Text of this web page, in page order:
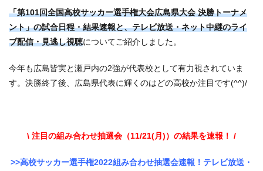
「第101回全国高校サッカー選手権大会広島県大会 決勝トーナメ
ント」の試合日程・結果速報と、テレビ放送・ネット中継のライ
ブ配信・見逃し視聴についてご紹介しました。
今年も広島皆実と瀬戸内の2強が代表校として有力視されていま
す。決勝終了後、広島県代表に輝くのはどの高校か注目です(^^)/
\ 注目の組み合わせ抽選会（11/21(月)）の結果を速報！ /
>>高校サッカー選手権2022組み合わせ抽選会速報！テレビ放送・